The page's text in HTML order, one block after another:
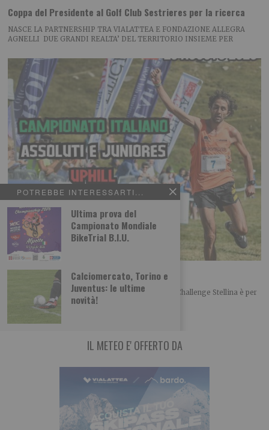
POTREBBE INTERESSARTI...
Ultima prova del
Campionato Mondiale
BikeTrial B.I.U.
Calciomercato, Torino e
Juventus: le ultime
novità!
Coppa del Presidente al Golf Club Sestrieres per la ricerca
NASCE LA PARTNERSHIP TRA VIALATTEA E FONDAZIONE ALLEGRA
AGNELLI DUE GRANDI REALTA’ DEL TERRITORIO INSIEME PER
Challenge Stellina tra Susa e Mompantero
L’appuntamento per la trentottesima edizione del Challenge Stellina è per
domenica 23 agosto tra Susa e
IL METEO E' OFFERTO DA